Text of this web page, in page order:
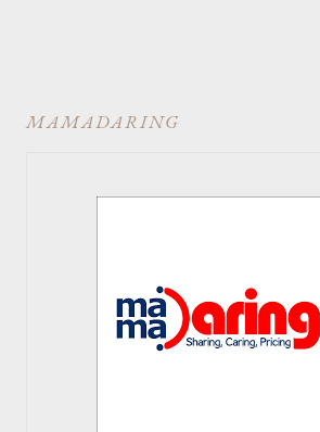
MAMADARING